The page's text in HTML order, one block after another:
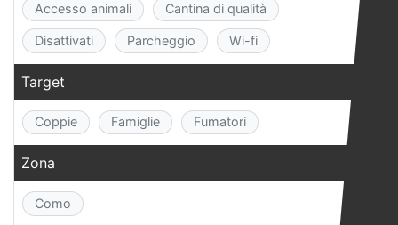
Accesso animali Cantina di qualità
Disattivati Parcheggio Wi-fi
Target
Coppie Famiglie Fumatori
Zona
Como